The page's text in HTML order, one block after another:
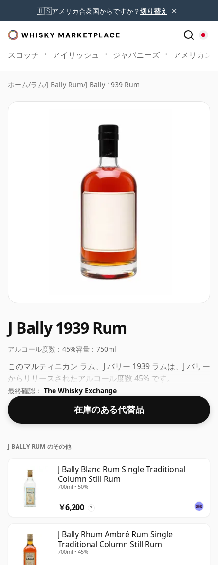
🇺🇸アメリカ合衆国からですか？切り替え ×
スコッチ アイリッシュ ジャパニーズ アメリカン
ホーム/ラム/J Bally Rum/J Bally 1939 Rum
J Bally 1939 Rum
アルコール度数： 45%容量： 750ml
このマルティニカン ラム、J バリー 1939 ラムは、J バリー
からリリースされたアルコール度数 45% です。
最終確認： The Whisky Exchange
在庫のある代替品
J BALLY RUM のその他
J Bally Blanc Rum Single Traditional
Column Still Rum
700ml • 50%
￥6,200 ?
J Bally Rhum Ambré Rum Single
Traditional Column Still Rum
700ml • 45%